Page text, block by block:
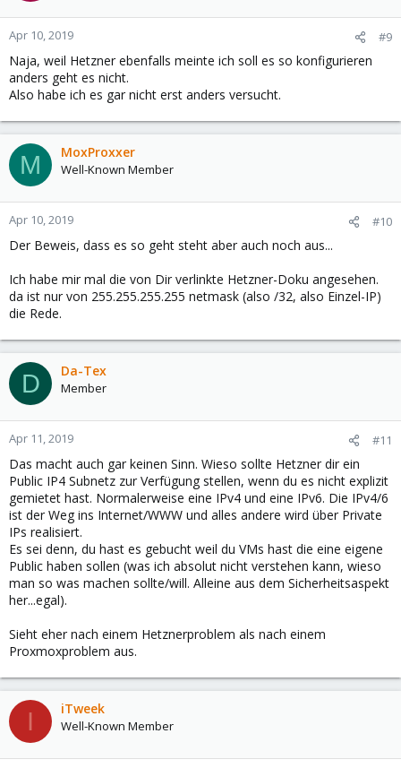
Apr 10, 2019 #9
Naja, weil Hetzner ebenfalls meinte ich soll es so konfigurieren
anders geht es nicht.
Also habe ich es gar nicht erst anders versucht.
M MoxProxxer
Well-Known Member
Apr 10, 2019 #10
Der Beweis, dass es so geht steht aber auch noch aus...
Ich habe mir mal die von Dir verlinkte Hetzner-Doku angesehen.
da ist nur von 255.255.255.255 netmask (also /32, also Einzel-IP)
die Rede.
D Da-Tex
Member
Apr 11, 2019 #11
Das macht auch gar keinen Sinn. Wieso sollte Hetzner dir ein
Public IP4 Subnetz zur Verfügung stellen, wenn du es nicht explizit
gemietet hast. Normalerweise eine IPv4 und eine IPv6. Die IPv4/6
ist der Weg ins Internet/WWW und alles andere wird über Private
IPs realisiert.
Es sei denn, du hast es gebucht weil du VMs hast die eine eigene
Public haben sollen (was ich absolut nicht verstehen kann, wieso
man so was machen sollte/will. Alleine aus dem Sicherheitsaspekt
her...egal).
Sieht eher nach einem Hetznerproblem als nach einem
Proxmoxproblem aus.
I iTweek
Well-Known Member